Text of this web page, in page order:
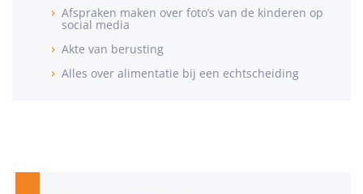
Afspraken maken over foto’s van de kinderen op
social media
Akte van berusting
Alles over alimentatie bij een echtscheiding